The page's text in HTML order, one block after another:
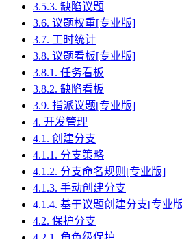
3.5.3. 缺陷议题
3.6. 议题权重[专业版]
3.7. 工时统计
3.8. 议题看板[专业版]
3.8.1. 任务看板
3.8.2. 缺陷看板
3.9. 指派议题[专业版]
4. 开发管理
4.1. 创建分支
4.1.1. 分支策略
4.1.2. 分支命名规则[专业版]
4.1.3. 手动创建分支
4.1.4. 基于议题创建分支[专业
4.2. 保护分支